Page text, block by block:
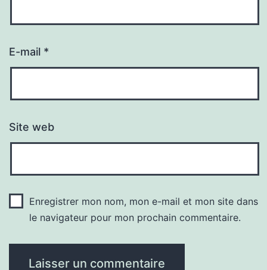
E-mail *
Site web
Enregistrer mon nom, mon e-mail et mon site dans
le navigateur pour mon prochain commentaire.